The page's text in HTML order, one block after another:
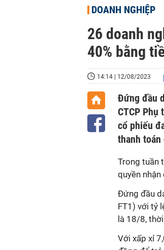
DOANH NGHIỆP
26 doanh
40% bằng
14:14 | 12/08/2023
Đứng đầu
CTCP
cổ phiếu
thanh
Trong tuần
quyền
Đứng đầu
FT1) với tỷ
là 18/8,
Với xấp xỉ